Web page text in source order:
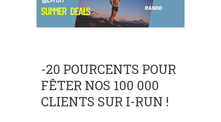
-20 POURCENTS POUR
FÊTER NOS 100 000
CLIENTS SUR I-RUN !